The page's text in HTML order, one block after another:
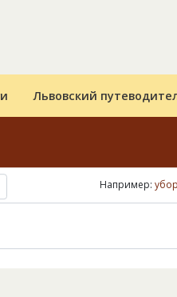
Львовский
Например: